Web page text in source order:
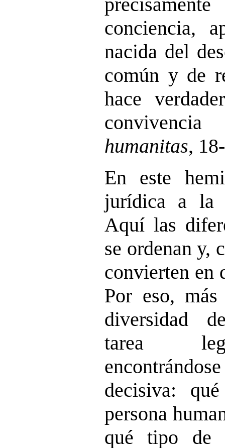
conciencia,
nacida del
común y de
hace
humanitas,
En este
jurídica a la
Aquí las
se ordenan y,
convierten en
Por eso,
diversidad
tarea
decisiva:
persona
qué tipo de